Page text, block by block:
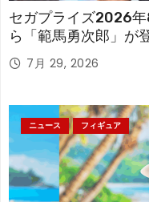
セガプライズ2026
ら「範馬勇次郎」が
7月 29, 2026
ニュース フィギュア